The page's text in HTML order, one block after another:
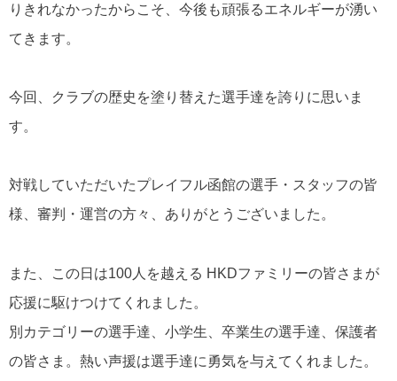
りきれなかったからこそ、今後も頑張るエネルギーが湧い
てきます。
今回、クラブの歴史を塗り替えた選手達を誇りに思いま
す。
対戦していただいたプレイフル函館の選手・スタッフの皆
様、審判・運営の方々、ありがとうございました。
また、この日は100 人を越える HKDファミリーの皆さまが
応援に駆けつけてくれました。
別カテゴリーの選手達、小学生、卒業生の選手達、保護者
の皆さま。 熱い声援は選手達に勇気を与えてくれました。